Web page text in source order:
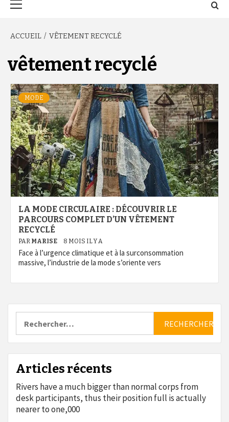
ACCUEIL VÊTEMENT RECYCLÉ
vêtement recyclé
MODE
LA MODE CIRCULAIRE : DÉCOUVRIR LE
PARCOURS COMPLET D’UN VÊTEMENT
RECYCLÉ
PAR MARISE 8 MOIS IL Y A
Face à l’urgence climatique et à la surconsommation
massive, l’industrie de la mode s’oriente vers
Articles récents
Rivers have a much bigger than normal corps from
desk participants, thus their position full is actually
nearer to one,000